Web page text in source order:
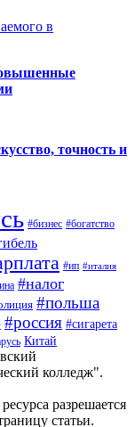
в
точность и
#бизнес #богатство
#ип #италия
#налог
#польша
#россия #сигарета
Китай
колледж".
разрешается
статьи.